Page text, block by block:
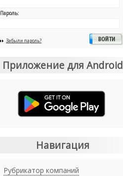
Пароль:
Забыли пароль?
Приложение для Android
Навигация
Рубрикатор компаний